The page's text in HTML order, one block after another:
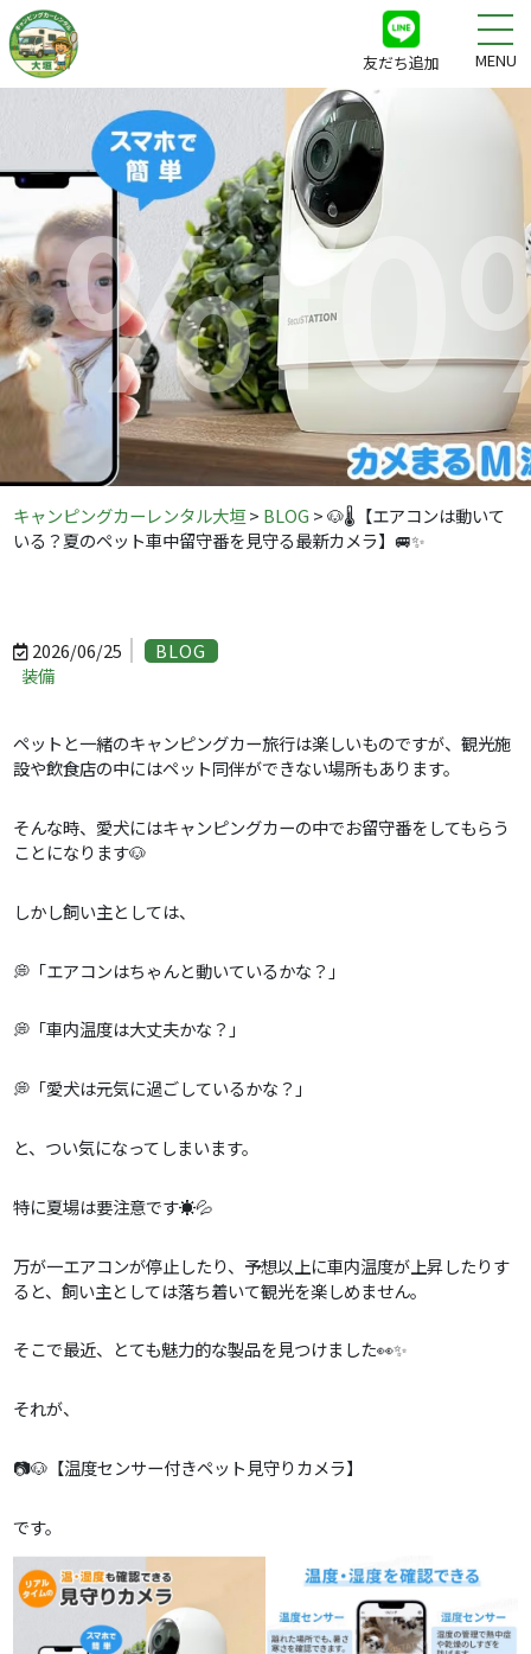
友だち追加 MENU
キャンピングカーレンタル大垣> BLOG >🐶🌡️【エアコンは動いて
いる？夏のペット車中留守番を見守る最新カメラ】🚐✨
2026/06/25
BLOG
装備
ペットと一緒のキャンピングカー旅行は楽しいものですが、観光施
設や飲食店の中にはペット同伴ができない場所もあります。
そんな時、愛犬にはキャンピングカーの中でお留守番をしてもらう
ことになります🐶
しかし飼い主としては、
💭「エアコンはちゃんと動いているかな？」
💭「車内温度は大丈夫かな？」
💭「愛犬は元気に過ごしているかな？」
と、つい気になってしまいます。
特に夏場は要注意です☀️💦
万が一エアコンが停止したり、予想以上に車内温度が上昇したりす
ると、飼い主としては落ち着いて観光を楽しめません。
そこで最近、とても魅力的な製品を見つけました👀✨
それが、
📷🐶【温度センサー付きペット見守りカメラ】
です。